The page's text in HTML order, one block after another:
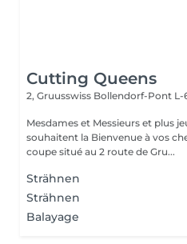
Cutting Queens
2, Gruusswiss Bollendorf-Pont L-
Mesdames et Messieurs et plus jeunes, Les Cutting
souhaitent la Bienvenue à vos
coupe situé au 2 route de Gru...
Strähnen
Strähnen
Balayage